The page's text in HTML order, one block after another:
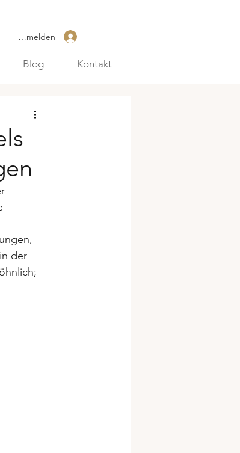
Blog Kontakt
Anmelden
der